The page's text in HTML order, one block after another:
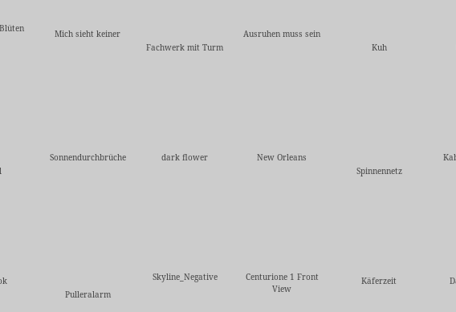
Mich sieht keiner
Fachwerk mit Turm
Ausruhen muss sein
Kuh
Sonnendurchbrüche dark flower
New Orleans
Spinnennetz
Pulleralarm
Skyline_Negative
Centurione 1 Front
View
Käferzeit